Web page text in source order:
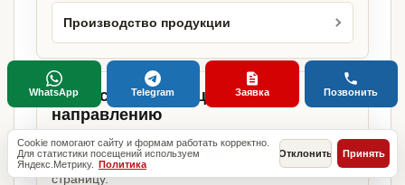
Производство продукции
Городские страницы по этому
направлению
Если объект работает в конкретном городе,
можно сразу открыть релевантную городскую
страницу.
Cookie помогают сайту и формам работать корректно.
Для статистики посещений используем
Яндекс.Метрику. Политика
Отклонить Принять
WhatsApp Telegram Заявка Позвонить